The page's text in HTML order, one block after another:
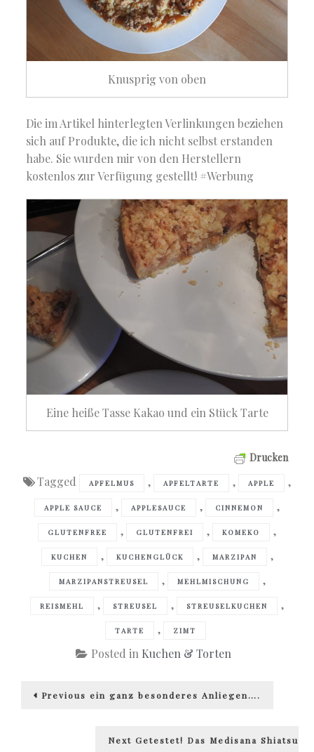
Knusprig von oben
Die im Artikel hinterlegten Verlinkungen beziehen
sich auf Produkte, die ich nicht selbst erstanden
habe. Sie wurden mir von den Herstellern
kostenlos zur Verfügung gestellt! #Werbung
Eine heiße Tasse Kakao und ein Stück Tarte
Drucken
Tagged APFELMUS , APFELTARTE , APPLE ,
APPLE SAUCE , APPLESAUCE , CINNEMON ,
GLUTENFREE , GLUTENFREI , KOMEKO ,
KUCHEN , KUCHENGLÜCK , MARZIPAN ,
MARZIPANSTREUSEL , MEHLMISCHUNG ,
REISMEHL , STREUSEL , STREUSELKUCHEN ,
TARTE , ZIMT
Posted in Kuchen & Torten
Beitragsnavigation
Previous
Previous
ein ganz besonderes Anliegen….
Next Next
Getestet! Das Medisana Shiatsu